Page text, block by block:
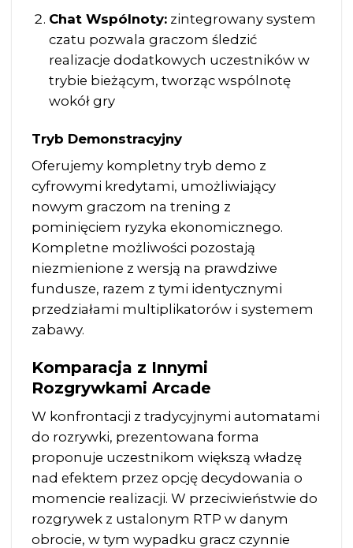
Chat Wspólnoty: zintegrowany system
czatu pozwala graczom śledzić
realizacje dodatkowych uczestników w
trybie bieżącym, tworząc wspólnotę
wokół gry
Tryb Demonstracyjny
Oferujemy kompletny tryb demo z
cyfrowymi kredytami, umożliwiający
nowym graczom na trening z
pominięciem ryzyka ekonomicznego.
Kompletne możliwości pozostają
niezmienione z wersją na prawdziwe
fundusze, razem z tymi identycznymi
przedziałami multiplikatorów i systemem
zabawy.
Komparacja z Innymi
Rozgrywkami Arcade
W konfrontacji z tradycyjnymi automatami
do rozrywki, prezentowana forma
proponuje uczestnikom większą władzę
nad efektem przez opcję decydowania o
momencie realizacji. W przeciwieństwie do
rozgrywek z ustalonym RTP w danym
obrocie, w tym wypadku gracz czynnie